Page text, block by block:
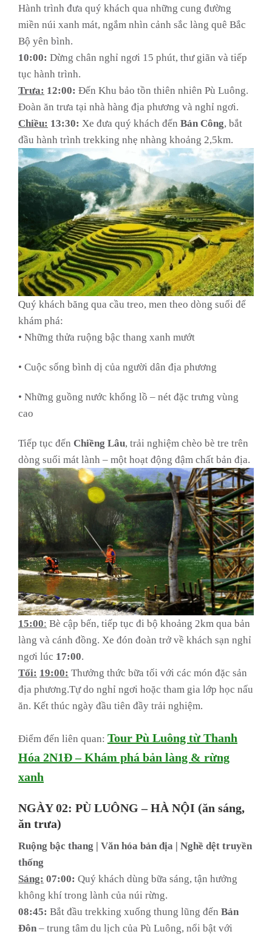
Hành trình đưa quý khách qua những cung đường
miền núi xanh mát, ngắm nhìn cảnh sắc làng quê Bắc
Bộ yên bình.
10:00: Dừng chân nghỉ ngơi 15 phút, thư giãn và tiếp
tục hành trình.
Trưa: 12:00: Đến Khu bảo tồn thiên nhiên Pù Luông.
Đoàn ăn trưa tại nhà hàng địa phương và nghỉ ngơi.
Chiều: 13:30: Xe đưa quý khách đến Bản Công, bắt
đầu hành trình trekking nhẹ nhàng khoảng 2,5km.
Quý khách băng qua cầu treo, men theo dòng suối để
khám phá:
• Những thửa ruộng bậc thang xanh mướt
• Cuộc sống bình dị của người dân địa phương
• Những guồng nước khổng lồ – nét đặc trưng vùng
cao
Tiếp tục đến Chiềng Lâu, trải nghiệm chèo bè tre trên
dòng suối mát lành – một hoạt động đậm chất bản địa.
15:00: Bè cập bến, tiếp tục đi bộ khoảng 2km qua bản
làng và cánh đồng. Xe đón đoàn trở về khách sạn nghỉ
ngơi lúc 17:00.
Tối: 19:00: Thưởng thức bữa tối với các món đặc sản
địa phương.Tự do nghỉ ngơi hoặc tham gia lớp học nấu
ăn. Kết thúc ngày đầu tiên đầy trải nghiệm.
Điểm đến liên quan: Tour Pù Luông từ Thanh
Hóa 2N1Đ – Khám phá bản làng & rừng
xanh
NGÀY 02: PÙ LUÔNG – HÀ NỘI (ăn sáng,
ăn trưa)
Ruộng bậc thang | Văn hóa bản địa | Nghề dệt truyền
thống
Sáng: 07:00: Quý khách dùng bữa sáng, tận hưởng
không khí trong lành của núi rừng.
08:45: Bắt đầu trekking xuống thung lũng đến Bản
Đôn – trung tâm du lịch của Pù Luông, nổi bật với